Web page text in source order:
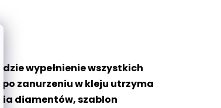
wypełnienie wszystkich
zanurzeniu w kleju utrzyma
diamentów, szablon